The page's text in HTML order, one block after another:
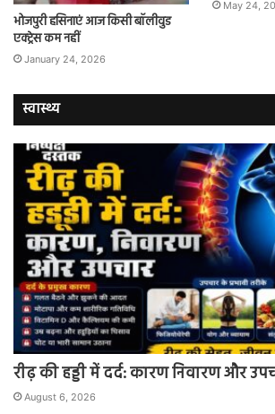
भोजपुरी हसिनाएं आज किसी बॉलीवुड
एक्ट्रेस कम नहीं
January 24, 2026
May 24,
स्वास्थ्य
रीढ़ की हड्डी में दर्द: कारण निवारण और
August 6, 2026